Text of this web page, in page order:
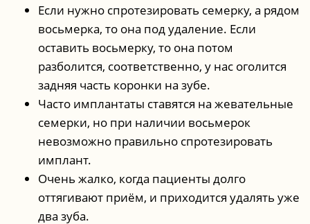
Если нужно спротезировать семерку, а рядом
восьмерка, то она под удаление. Если
оставить восьмерку, то она потом
разболится, соответственно, у нас оголится
задняя часть коронки на зубе.
Часто имплантаты ставятся на жевательные
семерки, но при наличии восьмерок
невозможно правильно спротезировать
имплант.
Очень жалко, когда пациенты долго
оттягивают приём, и приходится удалять уже
два зуба.